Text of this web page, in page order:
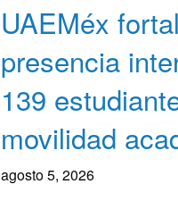
UAEMéx
presencia
139
movilidad
agosto 5, 2026